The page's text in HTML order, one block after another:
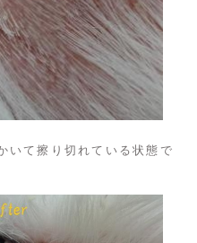
いて擦り切れている状態で